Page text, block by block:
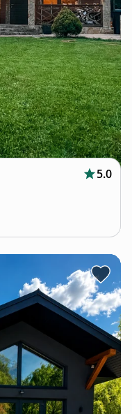
5.0